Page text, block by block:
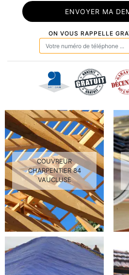
ON VOUS RAPPELLE
COUVREUR
CHARPENTIER 84
VAUCLUSE